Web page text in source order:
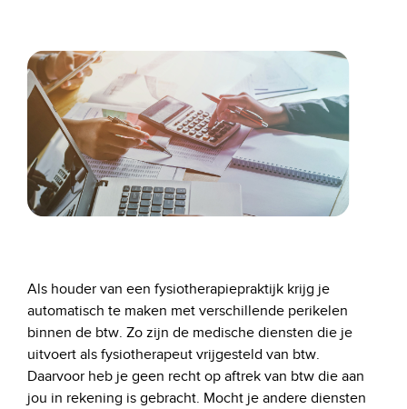
Als houder van een fysiotherapiepraktijk krijg je
automatisch te maken met verschillende perikelen
binnen de btw. Zo zijn de medische diensten die je
uitvoert als fysiotherapeut vrijgesteld van btw.
Daarvoor heb je geen recht op aftrek van btw die aan
jou in rekening is gebracht. Mocht je andere diensten